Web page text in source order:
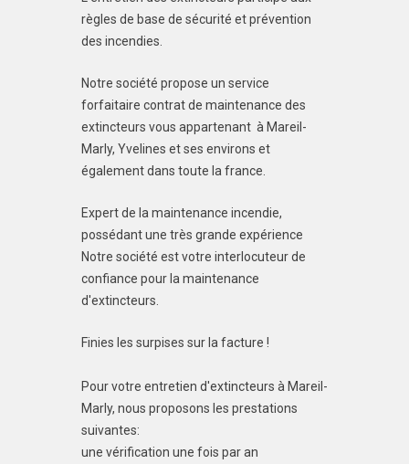
règles de base de sécurité et prévention
des incendies.
Notre société propose un service
forfaitaire contrat de maintenance des
extincteurs vous appartenant à Mareil-
Marly, Yvelines et ses environs et
également dans toute la france.
Expert de la maintenance incendie,
possédant une très grande expérience
Notre société est votre interlocuteur de
confiance pour la maintenance
d'extincteurs.
Finies les surpises sur la facture !
Pour votre entretien d'extincteurs à Mareil-
Marly, nous proposons les prestations
suivantes:
une vérification une fois par an